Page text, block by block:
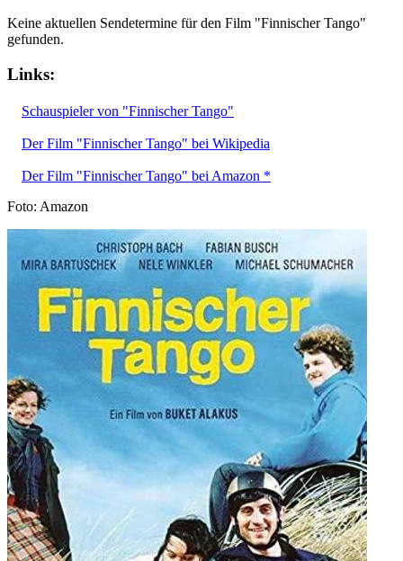
Keine aktuellen Sendetermine für den Film "Finnischer Tango"
gefunden.
Links:
Schauspieler von "Finnischer Tango"
Der Film "Finnischer Tango" bei Wikipedia
Der Film "Finnischer Tango" bei Amazon *
Foto: Amazon